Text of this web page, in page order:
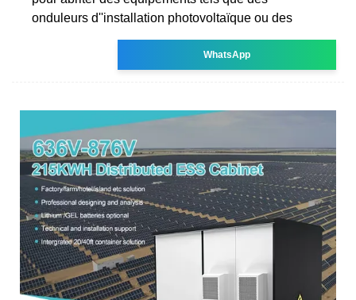
onduleurs d''installation photovoltaïque ou des
WhatsApp